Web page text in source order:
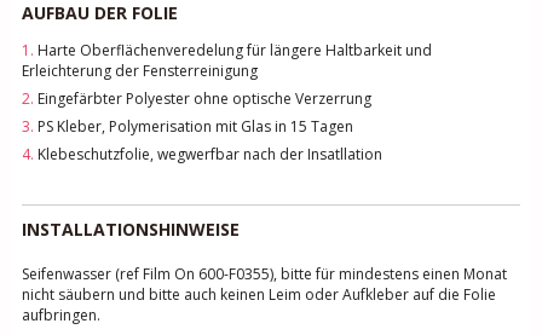
AUFBAU DER FOLIE
1. Harte Oberflächenveredelung für längere Haltbarkeit und
Erleichterung der Fensterreinigung
2. Eingefärbter Polyester ohne optische Verzerrung
3. PS Kleber, Polymerisation mit Glas in 15 Tagen
4. Klebeschutzfolie, wegwerfbar nach der Insatllation
INSTALLATIONSHINWEISE
Seifenwasser (ref Film On 600-F0355), bitte für mindestens einen Monat
nicht säubern und bitte auch keinen Leim oder Aufkleber auf die Folie
aufbringen.